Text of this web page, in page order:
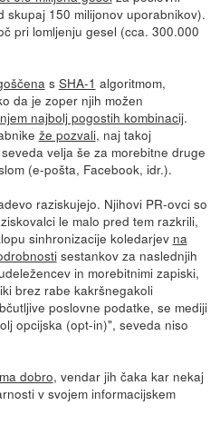
150 milijonov uporabnikov).
pri lomljenju gesel (cca. 300.000
s SHA-1 algoritmom,
da je zoper njih možen
najbolj pogostih kombinacij.
že pozvali, naj takoj
velja še za morebitne druge
(e-pošta, Facebook, idr.).
raziskujejo. Njihovi PR-ovci so
le malo pred tem razkrili,
sinhronizacije koledarjev na
sestankov za naslednjih
in morebitnimi zapiski,
brez rabe kakršnegakoli
poslovne podatke, se mediji
opcijska (opt-in)", seveda niso
dobro, vendar jih čaka kar nekaj
v svojem informacijskem